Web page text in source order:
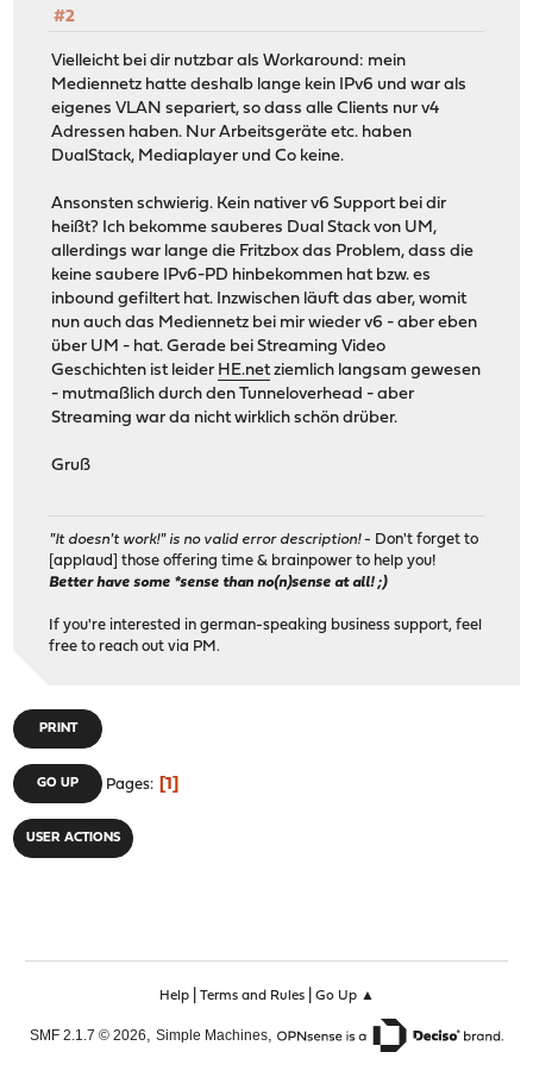
#2
Vielleicht bei dir nutzbar als Workaround: mein
Mediennetz hatte deshalb lange kein IPv6 und war als
eigenes VLAN separiert, so dass alle Clients nur v4
Adressen haben. Nur Arbeitsgeräte etc. haben
DualStack, Mediaplayer und Co keine.
Ansonsten schwierig. Kein nativer v6 Support bei dir
heißt? Ich bekomme sauberes Dual Stack von UM,
allerdings war lange die Fritzbox das Problem, dass die
keine saubere IPv6-PD hinbekommen hat bzw. es
inbound gefiltert hat. Inzwischen läuft das aber, womit
nun auch das Mediennetz bei mir wieder v6 - aber eben
über UM - hat. Gerade bei Streaming Video
Geschichten ist leider HE.netziemlich langsam gewesen
- mutmaßlich durch den Tunneloverhead - aber
Streaming war da nicht wirklich schön drüber.
Gruß
"It doesn't work!" is no valid error description!- Don't forget to
[applaud] those offering time & brainpower to help you!
Better have some *sense than no(n)sense at all! ;)
If you're interested in german-speaking business support, feel
free to reach out via PM.
PRINT
GO UP Pages 1
USER ACTIONS
Help| Terms and Rules| Go Up ▲
SMF 2.1.7 © 2026, Simple Machines,